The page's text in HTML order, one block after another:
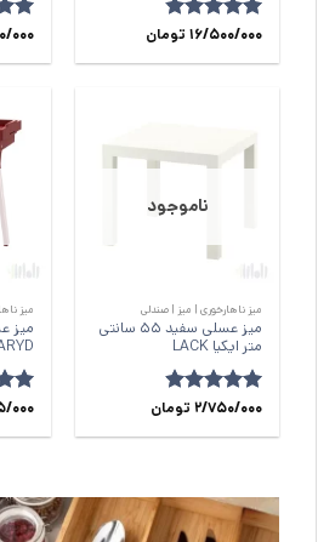
امتیاز4.7916/500/000 تومان 000
ناموجود
میز ناهارخوری | میز | صندلی
میز عسلی سفید 55 سانتی‌
متر ایکیا LACK
امتیاز4.832/750/000 تومان
میز
میز
000